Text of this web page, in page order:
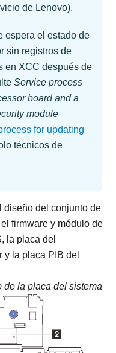
de Lenovo).
espera el estado de
sin registros de
en XCC después de
Service process
board and a
module
for updating
técnicos de
diseño del conjunto de
firmware y módulo de
la placa del
y la placa PIB del
la placa del sistema